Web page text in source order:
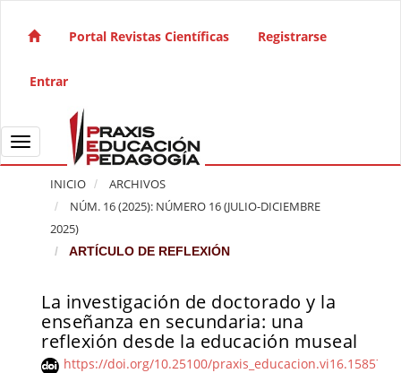
Navegación principal
Barra lateral
Portal Revistas Científicas Registrarse
Entrar
Toggle navigation
INICIO
ARCHIVOS
NÚM. 16 (2025): NÚMERO 16 (JULIO-DICIEMBRE
2025)
ARTÍCULO DE REFLEXIÓN
La investigación de doctorado y la
enseñanza en secundaria: una
reflexión desde la educación museal
https://doi.org/10.25100/praxis_educacion.vi16.15857
Barra lateral del artículo